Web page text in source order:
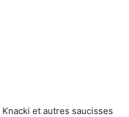
et autres saucisses